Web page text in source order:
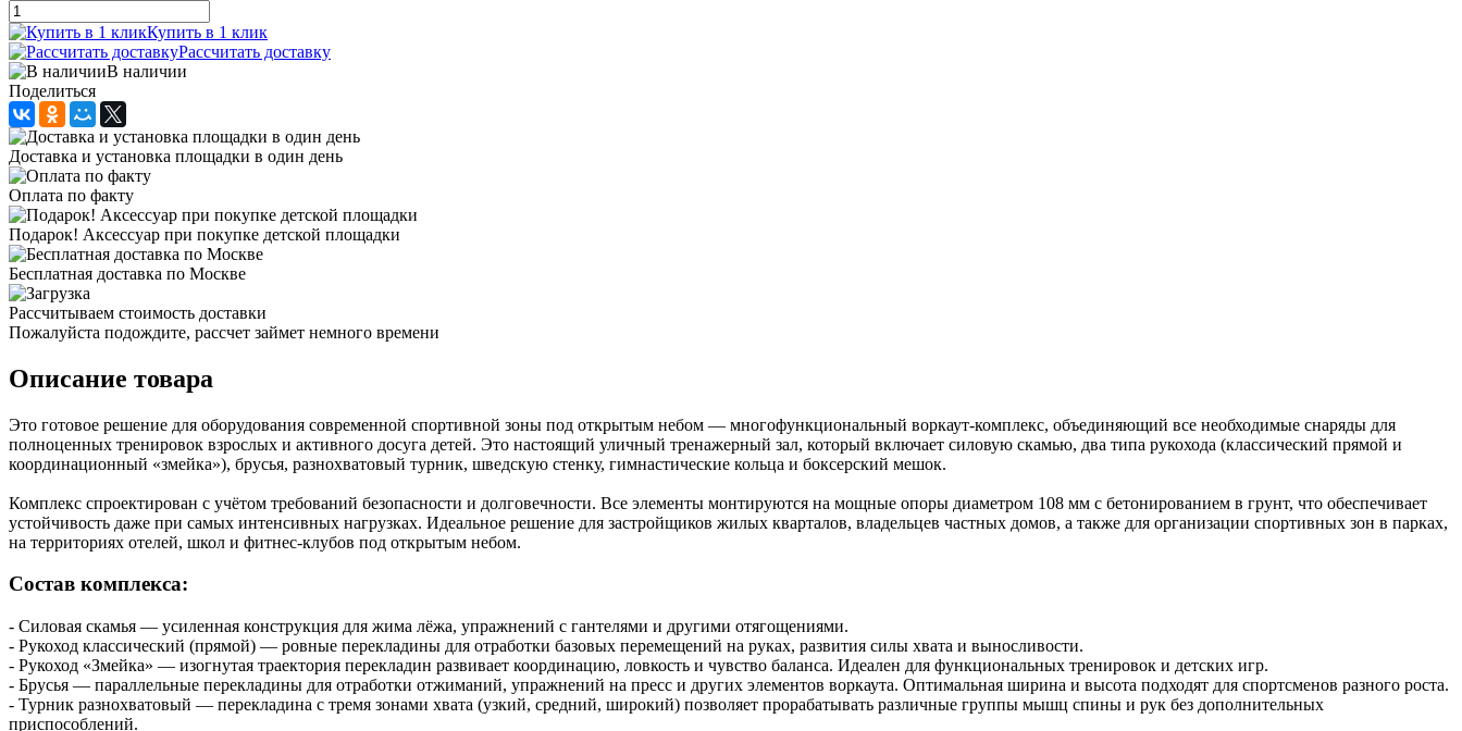
Купить в 1 клик
Рассчитать доставку
В наличии
Поделиться
Доставка и установка площадки в один день
Оплата по факту
Подарок! Аксессуар при покупке детской площадки
Бесплатная доставка по Москве
Рассчитываем стоимость доставки
Пожалуйста подождите, рассчет займет немного времени
Описание товара
Это готовое решение для оборудования современной спортивной зоны под открытым небом — многофункциональный воркаут-комплекс, объединяющий все необходимые снаряды для
полноценных тренировок взрослых и активного досуга детей. Это настоящий уличный тренажерный зал, который включает силовую скамью, два типа рукохода (классический прямой и
координационный «змейка»), брусья, разнохватовый турник, шведскую стенку, гимнастические кольца и боксерский мешок.
Комплекс спроектирован с учётом требований безопасности и долговечности. Все элементы монтируются на мощные опоры диаметром 108 мм с бетонированием в грунт, что обеспечивает
устойчивость даже при самых интенсивных нагрузках. Идеальное решение для застройщиков жилых кварталов, владельцев частных домов, а также для организации спортивных зон в парках,
на территориях отелей, школ и фитнес-клубов под открытым небом.
Состав комплекса:
- Силовая скамья — усиленная конструкция для жима лёжа, упражнений с гантелями и другими отягощениями.
- Рукоход классический (прямой) — ровные перекладины для отработки базовых перемещений на руках, развития силы хвата и выносливости.
- Рукоход «Змейка» — изогнутая траектория перекладин развивает координацию, ловкость и чувство баланса. Идеален для функциональных тренировок и детских игр.
- Брусья — параллельные перекладины для отработки отжиманий, упражнений на пресс и других элементов воркаута. Оптимальная ширина и высота подходят для спортсменов разного роста.
- Турник разнохватовый — перекладина с тремя зонами хвата (узкий, средний, широкий) позволяет прорабатывать различные группы мышц спины и рук без дополнительных
приспособлений.